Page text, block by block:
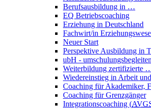
Berufsausbildung in …
EQ Betriebscoaching
Erziehung in Deutschland
Fachwirt/in
Neuer Start
Perspektive Ausbildung in
ubH -
Weiterbildung zertifizierte
Wiedereinstieg in Arbeit
Coaching für Akademiker,
Coaching für Grenzgänger
Integrationscoaching (